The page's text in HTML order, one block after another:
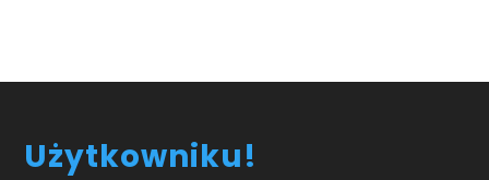
Użytkowniku!